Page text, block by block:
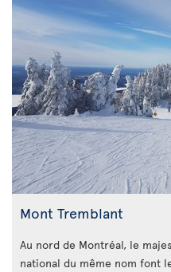
Mont Tremblant
Au nord de Montréal, le
national du même nom font